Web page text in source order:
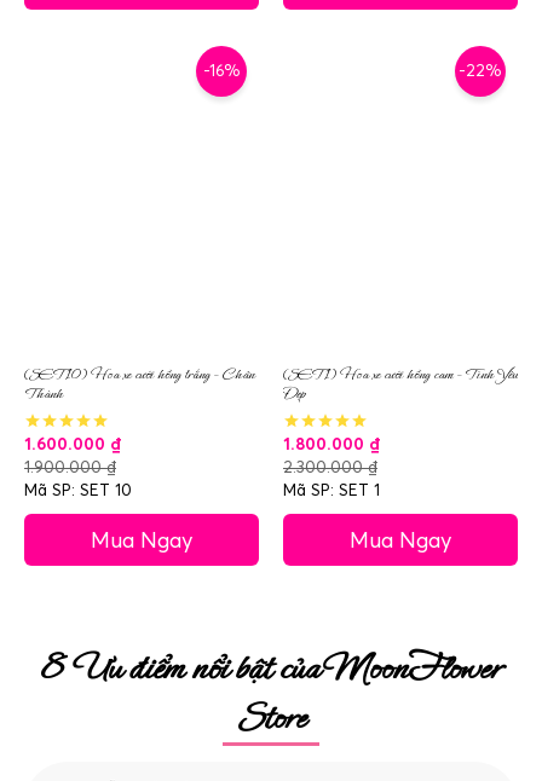
-16%
(SET10) Hoa xe cưới hồng trắng – Chân
Thành
1.600.000 ₫
1.900.000₫
Mã SP: SET 10
Mua Ngay
-22%
(SET1) Hoa xe cưới hồng cam – Tình Yêu
Đẹp
1.800.000 ₫
2.300.000₫
Mã SP: SET 1
Mua Ngay
8 Ưu điểm nổi bật của MoonFlower
Store